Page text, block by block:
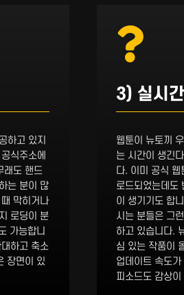
하고 있지
식주소에
래도 핸드
는 분이 많
막히거나
로딩이 분
가능합니
하고 축소
장면이 있
3) 실시
웹툰이 뉴토끼
는 시간이 생긴
다. 이미 공식 웹
로드되었는데도
이 생기기도 합
시는 분들은 그
하고 있습니다.
심 있는 작품이
업데이트 속도
피소드도 감상